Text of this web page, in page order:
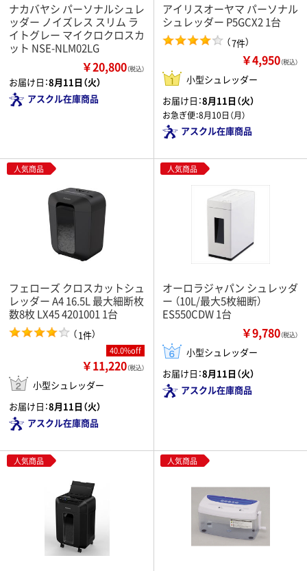
ナカバヤシ パーソナルシュレ
ッダー ノイズレス スリム ラ
イトグレー マイクロクロスカ
ット NSE-NLM02LG
￥20,800（税込）
お届け日：8月11日（火）
アスクル在庫商品
アイリスオーヤマ パーソナル
シュレッダー P5GCX2 1台
（7件）
￥4,950（税込）
小型シュレッダー
お届け日：8月11日（火）
お急ぎ便：8月10日（月）
アスクル在庫商品
人気商品
フェローズ クロスカットシュ
レッダー A4 16.5L 最大細断枚
数8枚 LX45 4201001 1台
（1件）
40.0%off
￥11,220（税込）
小型シュレッダー
お届け日：8月11日（火）
アスクル在庫商品
人気商品
オーロラジャパン シュレッダ
ー （10L/最大5枚細断）
ES550CDW 1台
￥9,780（税込）
小型シュレッダー
お届け日：8月11日（火）
アスクル在庫商品
人気商品 人気商品